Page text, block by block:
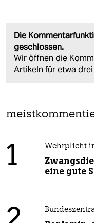
Die
geschlossen.
Wir öffnen die
Artikeln für etwa drei
1 Wehrplicht
eine gute